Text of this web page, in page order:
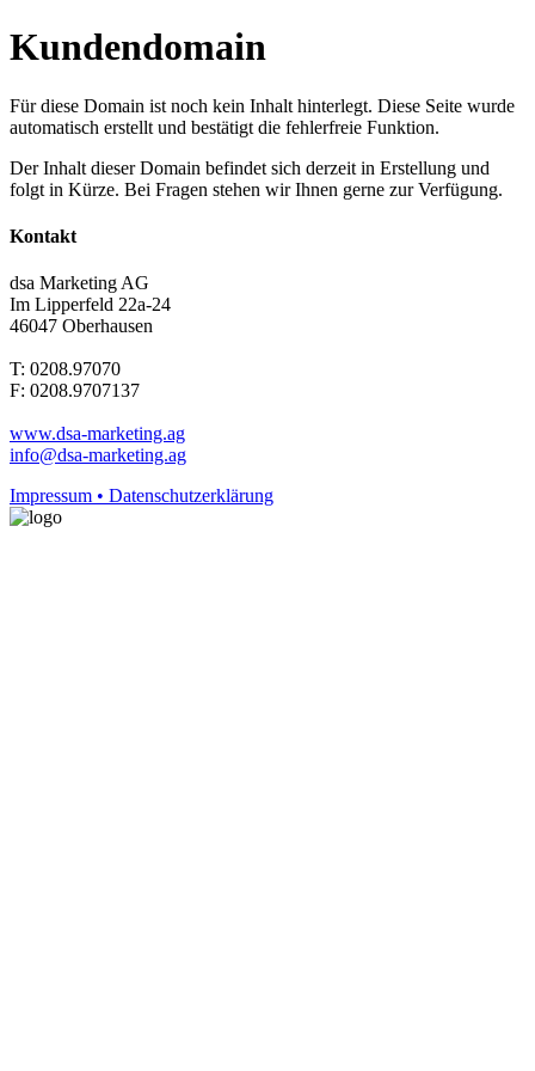
Kundendomain
Für diese Domain ist noch kein Inhalt hinterlegt. Diese Seite wurde
automatisch erstellt und bestätigt die fehlerfreie Funktion.
Der Inhalt dieser Domain befindet sich derzeit in Erstellung und
folgt in Kürze. Bei Fragen stehen wir Ihnen gerne zur Verfügung.
Kontakt
dsa Marketing AG
Im Lipperfeld 22a-24
46047 Oberhausen
T: 0208.97070
F: 0208.9707137
www.dsa-marketing.ag
info@dsa-marketing.ag
Impressum • Datenschutzerklärung